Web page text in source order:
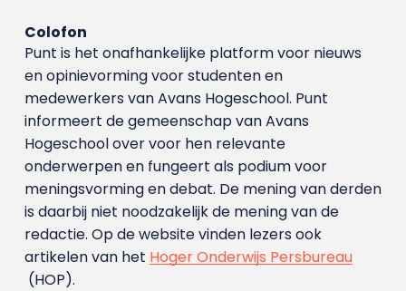
Colofon
Punt is het onafhankelijke platform voor nieuws
en opinievorming voor studenten en
medewerkers van Avans Hoge­school. Punt
informeert de gemeenschap van Avans
Hogeschool over voor hen relevante
onderwerpen en fungeert als podium voor
meningsvorming en debat. De mening van derden
is daarbij niet noodzakelijk de mening van de
redactie. Op de website vinden lezers ook
artikelen van het Hoger Onderwijs Persbureau
(HOP).